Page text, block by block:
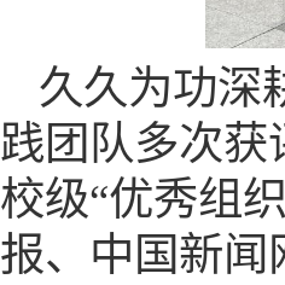
久久为功深
践团队多次获
校级“优秀组
报、中国新闻